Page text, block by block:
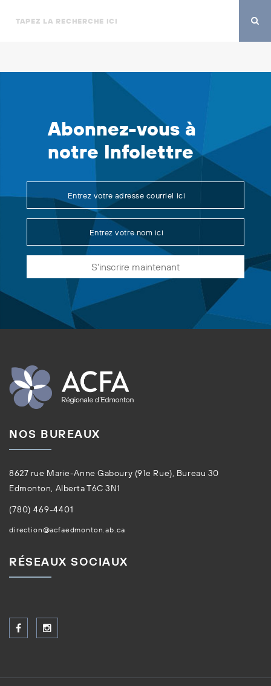
Abonnez-vous à
notre Infolettre
S'inscrire maintenant
NOS BUREAUX
8627 rue Marie-Anne Gaboury (91e Rue), Bureau 30
Edmonton, Alberta T6C 3N1
(780) 469-4401
direction@acfaedmonton.ab.ca
RÉSEAUX SOCIAUX